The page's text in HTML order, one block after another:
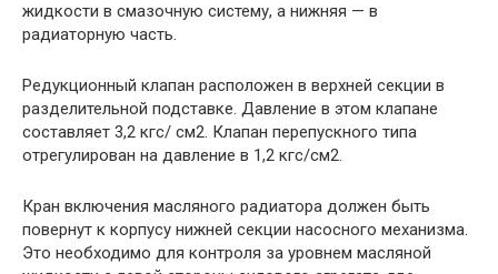
жидкости в смазочную систему, а нижняя — в
радиаторную часть.
Редукционный клапан расположен в верхней секции в
разделительной подставке. Давление в этом клапане
составляет 3,2 кгс/ см2. Клапан перепускного типа
отрегулирован на давление в 1,2 кгс/см2.
Кран включения масляного радиатора должен быть
повернут к корпусу нижней секции насосного механизма.
Это необходимо для контроля за уровнем масляной